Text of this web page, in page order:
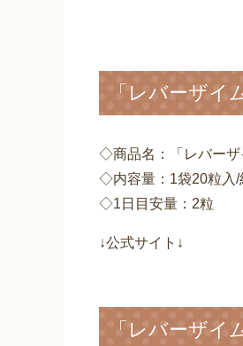
「レバーザイ
◇商品名：「レバーザ
◇内容量：1袋20粒入/
◇1日目安量：2粒
↓公式サイト↓
「レバーザイ